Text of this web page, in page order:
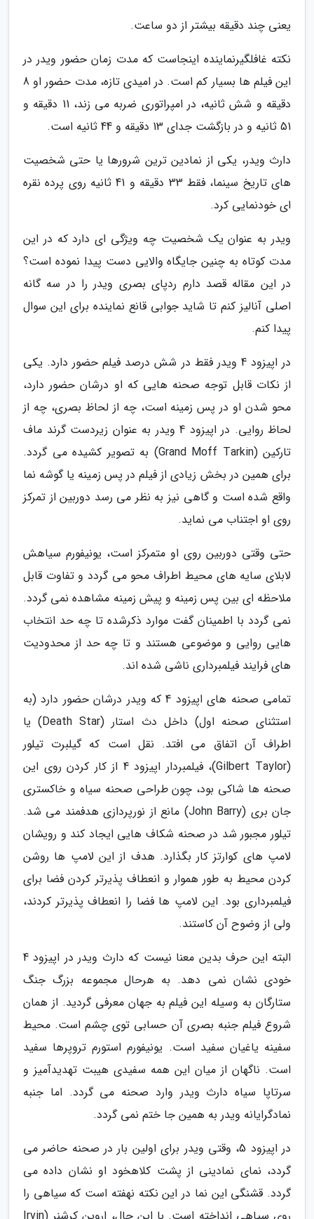
یعنی چند دقیقه بیشتر از دو ساعت.
نکته غافلگیرنماینده اینجاست که مدت زمان حضور ویدر در
این فیلم ها بسیار کم است. در امیدی تازه، مدت حضور او 8
دقیقه و شش ثانیه، در امپراتوری ضربه می زند، 11 دقیقه و
51 ثانیه و در بازگشت جدای 13 دقیقه و 44 ثانیه است.
دارث ویدر، یکی از نمادین ترین شرورها یا حتی شخصیت
های تاریخ سینما، فقط 33 دقیقه و 41 ثانیه روی پرده نقره
ای خودنمایی کرد.
ویدر به عنوان یک شخصیت چه ویژگی ای دارد که در این
مدت کوتاه به چنین جایگاه والایی دست پیدا نموده است؟
در این مقاله قصد دارم ردپای بصری ویدر را در سه گانه
اصلی آنالیز کنم تا شاید جوابی قانع نماینده برای این سوال
پیدا کنم.
در اپیزود 4 ویدر فقط در شش درصد فیلم حضور دارد. یکی
از نکات قابل توجه صحنه هایی که او درشان حضور دارد،
محو شدن او در پس زمینه است، چه از لحاظ بصری، چه از
لحاظ روایی. در اپیزود 4 ویدر به عنوان زیردست گرند ماف
تارکین (Grand Moff Tarkin) به تصویر کشیده می گردد.
برای همین در بخش زیادی از فیلم در پس زمینه یا گوشه نما
واقع شده است و گاهی نیز به نظر می رسد دوربین از تمرکز
روی او اجتناب می نماید.
حتی وقتی دوربین روی او متمرکز است، یونیفورم سیاهش
لابلای سایه های محیط اطراف محو می گردد و تفاوت قابل
ملاحظه ای بین پس زمینه و پیش زمینه مشاهده نمی گردد.
نمی گردد با اطمینان گفت موارد ذکرشده تا چه حد انتخاب
هایی روایی و موضوعی هستند و تا چه حد از محدودیت
های فرایند فیلمبرداری ناشی شده اند.
تمامی صحنه های اپیزود 4 که ویدر درشان حضور دارد (به
استثنای صحنه اول) داخل دث استار (Death Star) یا
اطراف آن اتفاق می افتد. نقل است که گیلبرت تیلور
(Gilbert Taylor)، فیلمبردار اپیزود 4 از کار کردن روی این
صحنه ها شاکی بود، چون طراحی صحنه سیاه و خاکستری
جان بری (John Barry) مانع از نورپردازی هدفمند می شد.
تیلور مجبور شد در صحنه شکاف هایی ایجاد کند و رویشان
لامپ های کوارتز کار بگذارد. هدف از این لامپ ها روشن
کردن محیط به طور هموار و انعطاف پذیرتر کردن فضا برای
فیلمبرداری بود. این لامپ ها فضا را انعطاف پذیرتر کردند،
ولی از وضوح آن کاستند.
البته این حرف بدین معنا نیست که دارث ویدر در اپیزود 4
خودی نشان نمی دهد. به هرحال مجموعه بزرگ جنگ
ستارگان به وسیله این فیلم به جهان معرفی گردید. از همان
شروع فیلم جنبه بصری آن حسابی توی چشم است. محیط
سفینه یاغیان سفید است. یونیفورم استورم تروپرها سفید
است. ناگهان از میان این همه سفیدی هیبت تهدیدآمیز و
سرتاپا سیاه دارث ویدر وارد صحنه می گردد. اما جنبه
نمادگرایانه ویدر به همین جا ختم نمی گردد.
در اپیزود 5، وقتی ویدر برای اولین بار در صحنه حاضر می
گردد، نمای نمادینی از پشت کلاهخود او نشان داده می
گردد. قشنگی این نما در این نکته نهفته است که سیاهی را